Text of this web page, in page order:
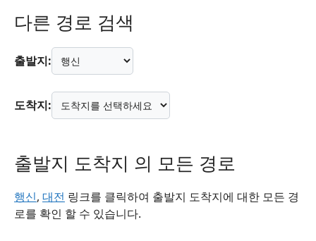
다른 경로 검색
출발지:
도착지:
출발지 도착지 의 모든 경로
행신, 대전 링크를 클릭하여 출발지 도착지에 대한 모든 경
로를 확인 할 수 있습니다.